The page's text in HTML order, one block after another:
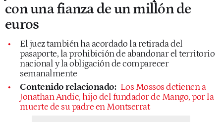
con una fianza de un millón de
euros
El juez también ha acordado la retirada del
pasaporte, la prohibición de abandonar el territorio
nacional y la obligación de comparecer
semanalmente
Contenido relacionado: Los Mossos detienen a
Jonathan Andic, hijo del fundador de Mango, por la
muerte de su padre en Montserrat